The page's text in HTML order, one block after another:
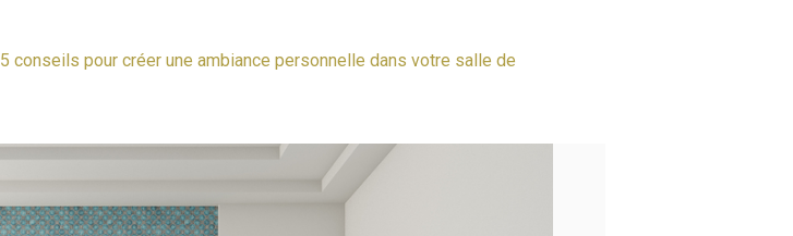
5 conseils pour créer une ambiance personnelle dans votre salle de